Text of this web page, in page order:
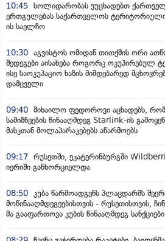
10:45 სოლიდარობას ვუცხადებთ
ერთგულებას საქართველოს
ის საელჩო
10:30 აგვისტოს ომიდან თითქმის ორი
შედეგები აისახება როგორც ოკუპირებულ
ისე საოკუპაციო ხაზის მიმდებარედ
დამცველი
09:40 მიხაილო ფედოროვი აცხადებს,
სამიზნეების წინააღმდეგ Starlink-ის
მასკთან მოლაპარაკებებს აწარმოებს
09:17 რუსეთში, ეკატერინბურგში
იერიში განხორციელდა
08:50
კუბა წარმოადგენს პლაცდარმს
მოწინააღმდეგეებისთვის - რუსეთისთვის,
მა გააფართოვა კუბის წინააღმდეგ